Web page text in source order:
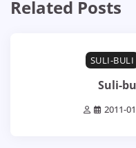
Related Posts
SULI-BULI
Suli-
2011-